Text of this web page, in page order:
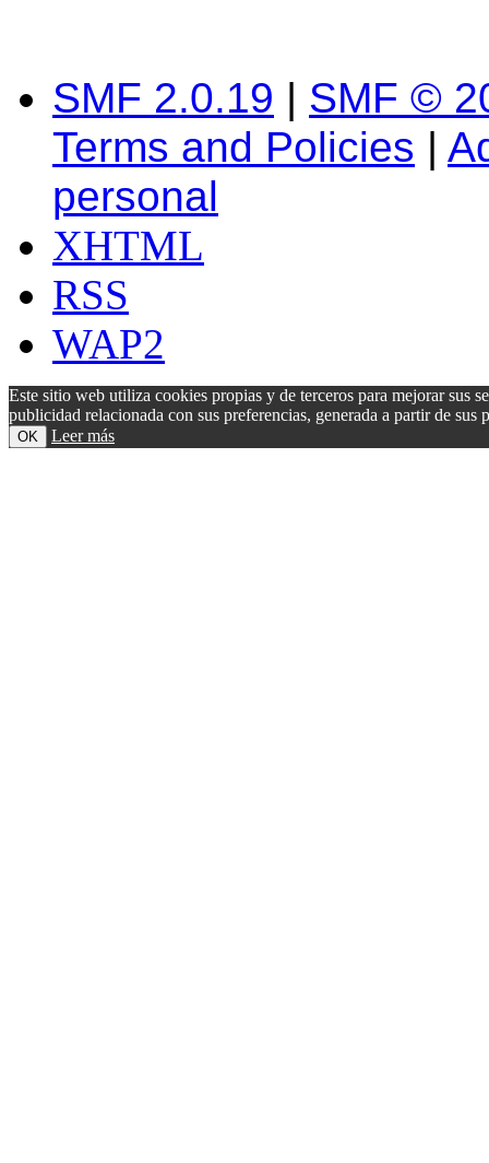
SMF 2.0.19 | SMF ©
Terms and Policies |
personal
XHTML
RSS
WAP2
Este sitio web utiliza cookies propias y de terceros para mejorar sus
publicidad relacionada con sus preferencias, generada a partir de
OK Leer más